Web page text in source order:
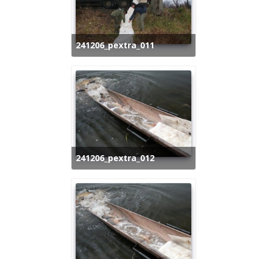
241206_pextra_011
241206_pextra_012